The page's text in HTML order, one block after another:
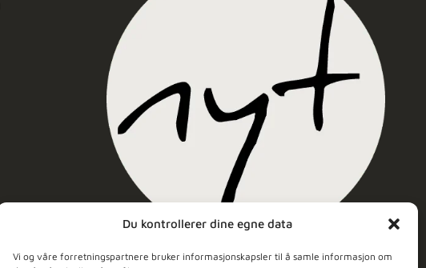
Du kontrollerer dine egne data
Vi og våre forretningspartnere bruker informasjonskapsler til å samle informasjon om
Nyt Hudpleie